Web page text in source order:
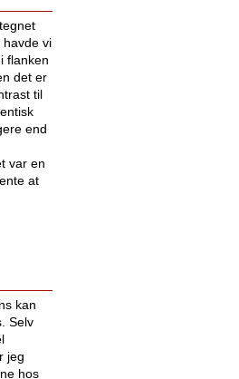
havde vi
flanken
det er
til
end
var en
at
kan
Selv
jeg
hos